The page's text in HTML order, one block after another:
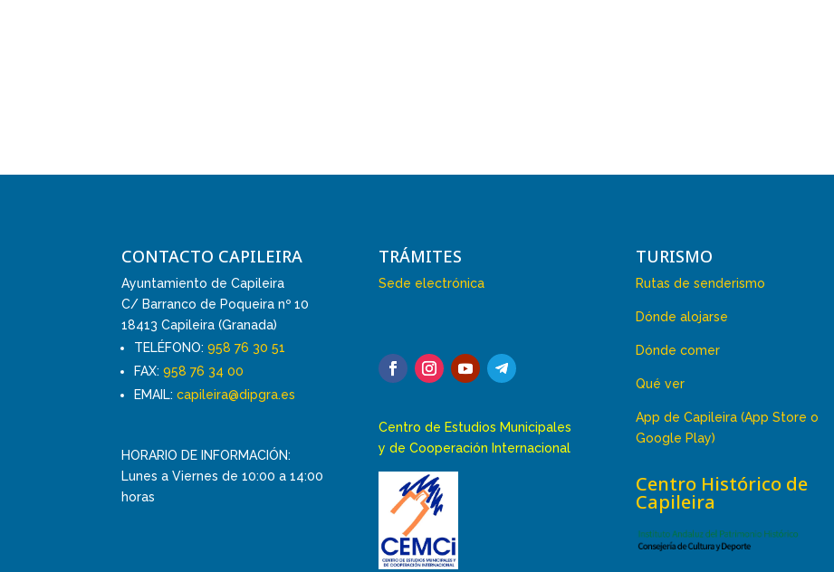
CONTACTO CAPILEIRA
Ayuntamiento de Capileira
C/ Barranco de Poqueira nº 10
18413 Capileira (Granada)
TELÉFONO:958 76 30 51
FAX:958 76 34 00
EMAIL:capileira@dipgra.es
HORARIO DE INFORMACIÓN:
Lunes a Viernes de 10:00 a 14:00
horas
TRÁMITES
Sede electrónica
Centro de Estudios Municipales
y de Cooperación Internacional
TURISMO
Rutas de senderismo
Dónde alojarse
Dónde comer
Qué ver
App de Capileira (App Store o
Google Play)
Centro Histórico de
Capileira